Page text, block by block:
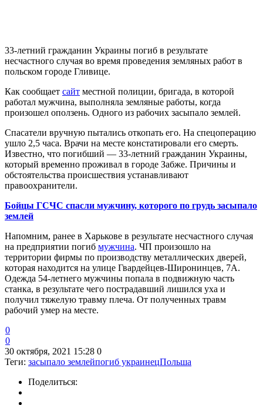
33-летний гражданин Украины погиб в результате
несчастного случая во время проведения земляных работ в
польском городе Гливице.
Как сообщает сайт местной полиции, бригада, в которой
работал мужчина, выполняла земляные работы, когда
произошел оползень. Одного из рабочих засыпало землей.
Спасатели вручную пытались откопать его. На спецоперацию
ушло 2,5 часа. Врачи на месте констатировали его смерть.
Известно, что погибший — 33-летний гражданин Украины,
который временно проживал в городе Забже. Причины и
обстоятельства происшествия устанавливают
правоохранители.
Бойцы ГСЧС спасли мужчину, которого по грудь засыпало
землей
Напомним, ранее в Харькове в результате несчастного случая
на предприятии погиб мужчина. ЧП произошло на
территории фирмы по производству металлических дверей,
которая находится на улице Гвардейцев-Широнинцев, 7А.
Одежда 54-летнего мужчины попала в подвижную часть
станка, в результате чего пострадавший лишился уха и
получил тяжелую травму плеча. От полученных травм
рабочий умер на месте.
0
0
30 октября, 2021 15:28 0
Теги: засыпало землейпогиб украинецПольша
Поделиться: